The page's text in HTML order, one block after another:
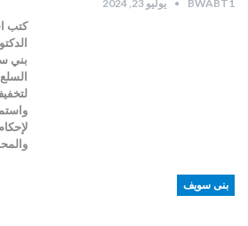
BWABT1 يوليو 23, 2024
كتب
بني
بنى سويف